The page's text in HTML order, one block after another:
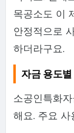
목공소도 이
안정적으로
하더라구요.
자금 용도
소공인특화
해요. 주요